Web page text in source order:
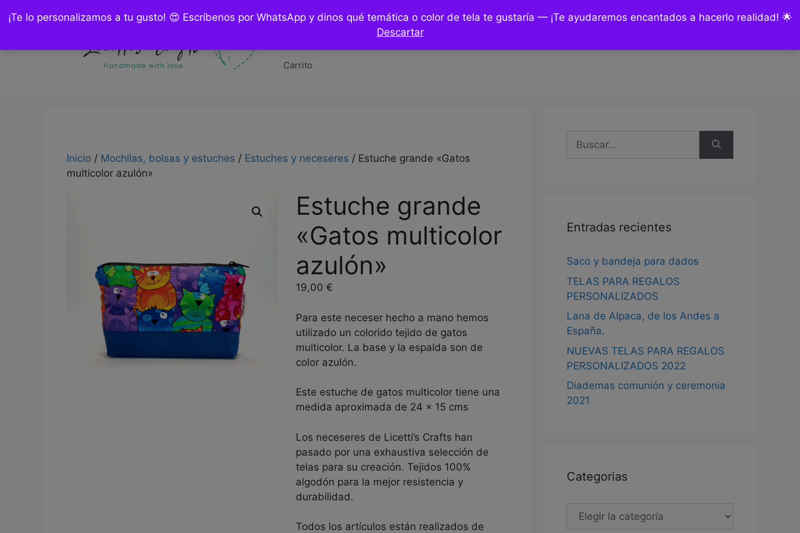
¡Te lo personalizamos a tu gusto! 😍 Escríbenos por WhatsApp y dinos qué temática o color de tela te gustaría — ¡Te ayudaremos encantados a hacerlo realidad! 🌟
Descartar
Hazlo tu mismo / DIY
Carrito
Inicio / Mochilas, bolsas y estuches / Estuches y neceseres / Estuche grande «Gatos
multicolor azulón»
Estuche grande
«Gatos multicolor
azulón»
19,00 €
Para este neceser hecho a mano hemos
utilizado un colorido tejido de gatos
multicolor. La base y la espalda son de
color azulón.
Este estuche de gatos multicolor tiene una
medida aproximada de 24 x 15 cms
Los neceseres de Licetti’s Crafts han
pasado por una exhaustiva selección de
telas para su creación. Tejidos 100%
algodón para la mejor resistencia y
durabilidad.
Todos los artículos están realizados de
Buscar:
Entradas recientes
Saco y bandeja para dados
TELAS PARA REGALOS
PERSONALIZADOS
Lana de Alpaca, de los Andes a
España.
NUEVAS TELAS PARA REGALOS
PERSONALIZADOS 2022
Diademas comunión y ceremonia
2021
Categorias
Categorias